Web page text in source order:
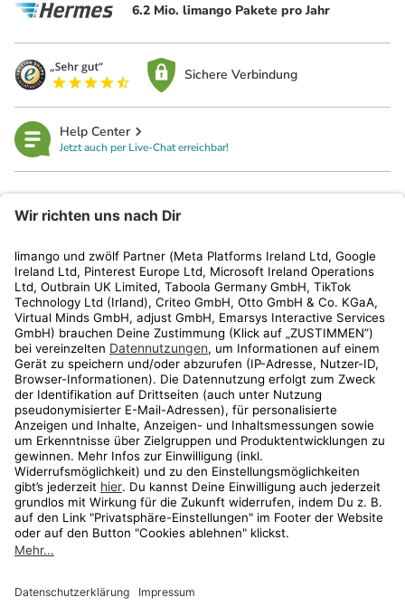
6.2 Mio. limango Pakete pro Jahr
Sichere Verbindung
Help Center
Jetzt auch per Live-Chat erreichbar!
Kundenservice
Shop
Aktionen
Travel